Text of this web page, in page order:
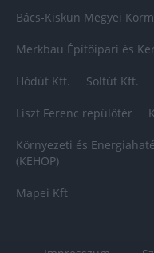
Bács-Kiskun Megyei
Merkbau Építőipari és
Hódút Kft. Soltút Kft.
Liszt Ferenc repülőtér
Környezeti és
(KEHOP)
Mapei Kft